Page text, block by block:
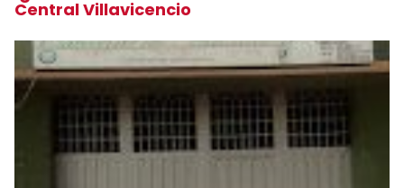
Central Villavicencio